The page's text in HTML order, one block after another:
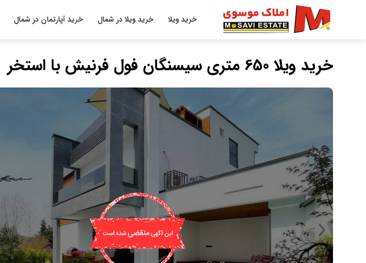
خرید ویلا خرید ویلا در شمال خرید آپارتمان در شمال
خرید ویلا 650 متری سیسنگان فول فرنیش با استخر